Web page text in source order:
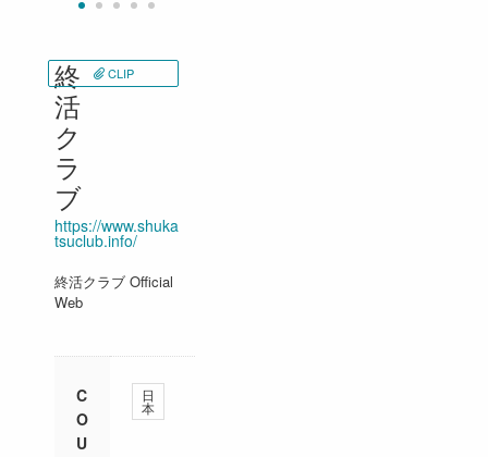
終
活
ク
ラ
ブ
https://www.shuka
tsuclub.info/
終活クラブ Official
Web
CLIP
C
O
U
日
本